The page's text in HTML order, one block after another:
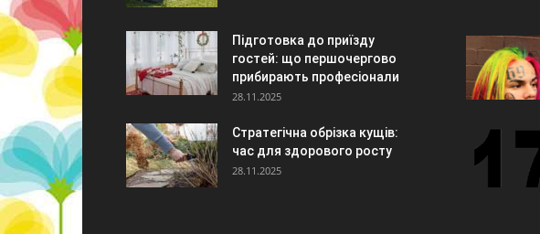
Підготовка до приїзду
гостей: що першочергово
прибирають професіонали
28.11.2025
Стратегічна обрізка кущів:
час для здорового росту
28.11.2025